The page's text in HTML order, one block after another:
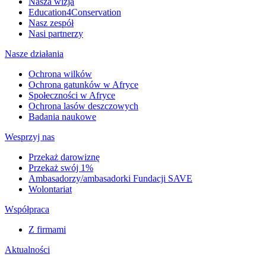
Education4Conservation
Nasz zespół
Nasi partnerzy
Nasze działania
Ochrona wilków
Ochrona gatunków w Afryce
Społeczności w Afryce
Ochrona lasów deszczowych
Badania naukowe
Wesprzyj nas
Przekaż darowiznę
Przekaż swój 1%
Ambasadorzy/ambasadorki Fundacji SAVE
Wolontariat
Współpraca
Z firmami
Aktualności